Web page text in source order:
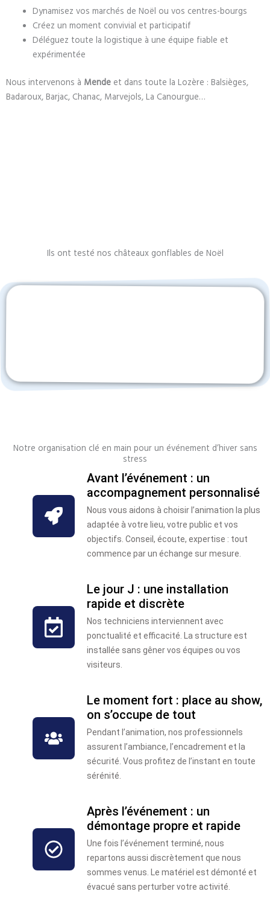
Dynamisez vos marchés de Noël ou vos centres-bourgs
Créez un moment convivial et participatif
Déléguez toute la logistique à une équipe fiable et
expérimentée
Nous intervenons à Mende et dans toute la Lozère : Balsièges,
Badaroux, Barjac, Chanac, Marvejols, La Canourgue…
Ils ont testé nos châteaux gonflables de Noël
Notre organisation clé en main pour un événement d’hiver sans
stress
Avant l’événement : un
accompagnement personnalisé
Nous vous aidons à choisir l’animation la plus
adaptée à votre lieu, votre public et vos
objectifs. Conseil, écoute, expertise : tout
commence par un échange sur mesure.
Le jour J : une installation
rapide et discrète
Nos techniciens interviennent avec
ponctualité et efficacité. La structure est
installée sans gêner vos équipes ou vos
visiteurs.
Le moment fort : place au show,
on s’occupe de tout
Pendant l’animation, nos professionnels
assurent l’ambiance, l’encadrement et la
sécurité. Vous profitez de l’instant en toute
sérénité.
Après l’événement : un
démontage propre et rapide
Une fois l’événement terminé, nous
repartons aussi discrètement que nous
sommes venus. Le matériel est démonté et
évacué sans perturber votre activité.